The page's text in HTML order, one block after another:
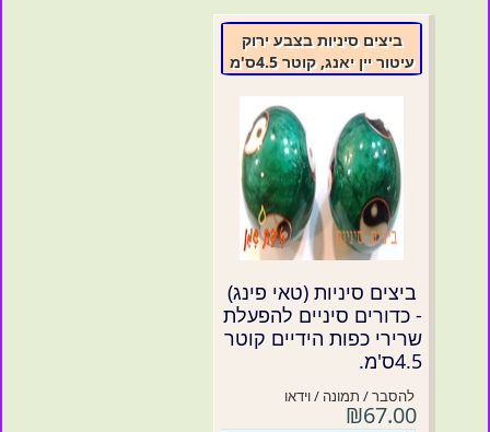
ביצים סיניות בצבע ירוק
עיטור יין יאנג, קוטר 4.5ס'מ
ביצים סיניות (טאי פינג)
- כדורים סיניים להפעלת
שרירי כפות הידיים קוטר
4.5ס'מ.
להסבר / תמונה / וידאו
₪67.00